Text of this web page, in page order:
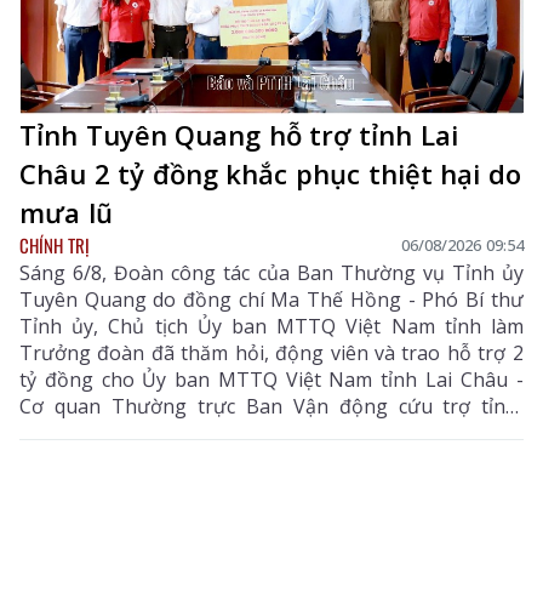
Tỉnh Tuyên Quang hỗ trợ tỉnh Lai
Châu 2 tỷ đồng khắc phục thiệt hại do
mưa lũ
CHÍNH TRỊ 06/08/2026 09:54
Sáng 6/8, Đoàn công tác của Ban Thường vụ Tỉnh ủy
Tuyên Quang do đồng chí Ma Thế Hồng - Phó Bí thư
Tỉnh ủy, Chủ tịch Ủy ban MTTQ Việt Nam tỉnh làm
Trưởng đoàn đã thăm hỏi, động viên và trao hỗ trợ 2
tỷ đồng cho Ủy ban MTTQ Việt Nam tỉnh Lai Châu -
Cơ quan Thường trực Ban Vận động cứu trợ tỉnh,
nhằm giúp nhân dân khắc phục hậu quả thiên tai, mưa